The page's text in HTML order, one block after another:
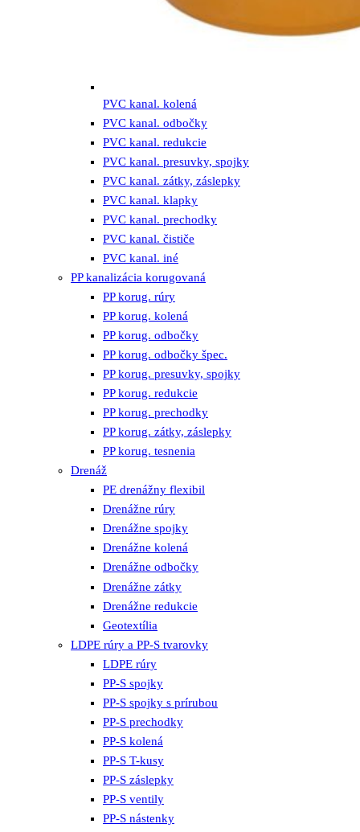
PVC kanal. kolená
PVC kanal. odbočky
PVC kanal. redukcie
PVC kanal. presuvky, spojky
PVC kanal. zátky, záslepky
PVC kanal. klapky
PVC kanal. prechodky
PVC kanal. čističe
PVC kanal. iné
PP kanalizácia korugovaná
PP korug. rúry
PP korug. kolená
PP korug. odbočky
PP korug. odbočky špec.
PP korug. presuvky, spojky
PP korug. redukcie
PP korug. prechodky
PP korug. zátky, záslepky
PP korug. tesnenia
Drenáž
PE drenážny flexibil
Drenážne rúry
Drenážne spojky
Drenážne kolená
Drenážne odbočky
Drenážne zátky
Drenážne redukcie
Geotextília
LDPE rúry a PP-S tvarovky
LDPE rúry
PP-S spojky
PP-S spojky s prírubou
PP-S prechodky
PP-S kolená
PP-S T-kusy
PP-S záslepky
PP-S ventily
PP-S nástenky